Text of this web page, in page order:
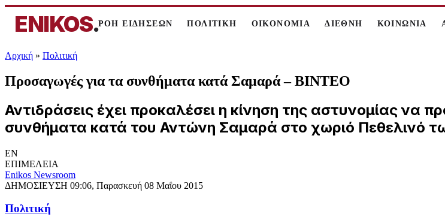
ENIKOS.ΡΟΗ ΕΙΔΗΣΕΩΝ ΠΟΛΙΤΙΚΗ ΟΙΚΟΝΟΜΙΑ ΔΙΕΘΝΗ ΚΟΙΝΩΝΙΑ
Αρχική » Πολιτική
Προσαγωγές για τα συνθήματα κατά Σαμαρά – ΒΙΝΤΕΟ
Αντιδράσεις έχει προκαλέσει η κίνηση της αστυνομίας
συνθήματα κατά του Αντώνη Σαμαρά στο χωριό Πεθελινό
EN
ΕΠΙΜΕΛΕΙΑ
Enikos Newsroom
ΔΗΜΟΣΙΕΥΣΗ 09:06, Παρασκευή 08 Μαΐου 2015
Πολιτική